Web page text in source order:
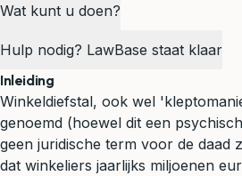
Wat kunt u doen?
Hulp nodig? LawBase staat klaar
Inleiding
Winkeldiefstal, ook wel
genoemd (hoewel dit een
geen juridische term voor de daad
dat winkeliers jaarlijks miljoenen